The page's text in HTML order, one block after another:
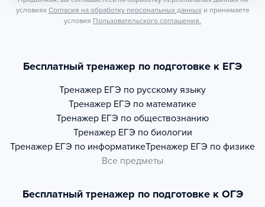
условиях Согласия на обработку персональных данных и принимаете
условия Пользовательского соглашения.
Бесплатный тренажер по подготовке к ЕГЭ
Тренажер ЕГЭ по русскому языку
Тренажер ЕГЭ по математике
Тренажер ЕГЭ по обществознанию
Тренажер ЕГЭ по биологии
Тренажер ЕГЭ по информатикеТренажер ЕГЭ по физике
Все предметы
Бесплатный тренажер по подготовке к ОГЭ